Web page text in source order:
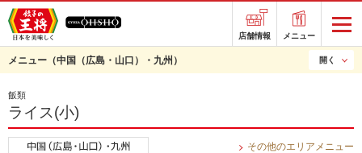
店舗情報 メニュー
ライス(小)
その他のエリアメニュー
飯類
メニュー （中国（広島・山口）・九州） 開く